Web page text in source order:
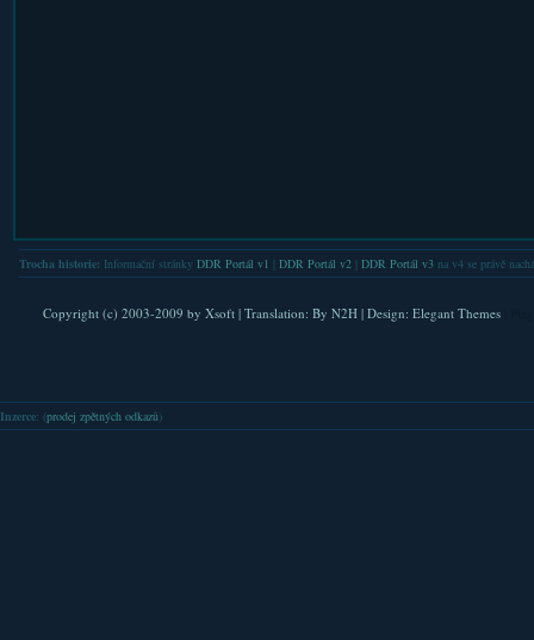
Trocha historie: Informační stránky DDR Portál v1 DDR Portál v2| DDR Portál v3na v4 se právě
Copyright (c) 2003-2009 by Xsoft| Translation: By N2H| Design: Elegant Themes
Inzerce: (prodej zpětných odkazů )